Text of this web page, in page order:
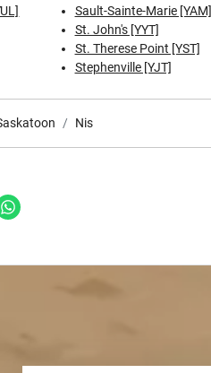
Sault-Sainte-Marie [YAM]
St. John's [YYT]
St. Therese Point [YST]
Stephenville [YJT]
Nis
Mail